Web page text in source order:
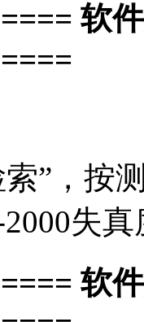
软
”，按
失
软